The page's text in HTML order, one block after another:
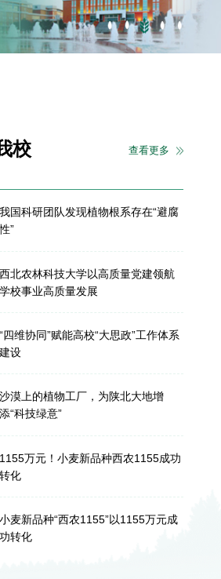
避腐性”
校 查看更多
我国科研团队发现植物根系存在“避腐
性”
西北农林科技大学以高质量党建领航
学校事业高质量发展
“四维协同”赋能高校“大思政”工作体系
建设
沙漠上的植物工厂，为陕北大地增
添“科技绿意”
1155万元！小麦新品种西农1155成功
转化
小麦新品种“西农1155”以1155万元成
功转化